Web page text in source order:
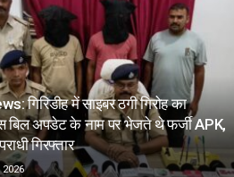
गिरिडीह में साइबर ठगी गिरोह का
बिल अपडेट के नाम पर भेजते थे फर्जी APK,
गिरफ्तार